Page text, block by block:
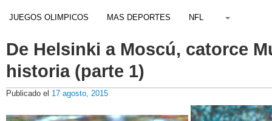
JUEGOS OLIMPICOS MAS DEPORTES NFL
De Helsinki a Moscú, catorce
historia (parte 1)
Publicado el 17 agosto, 2015